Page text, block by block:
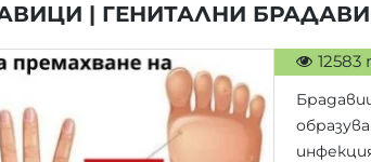
| ГЕНИТАЛНИ